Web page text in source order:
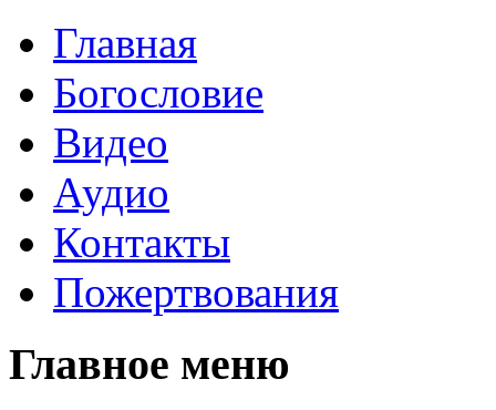
Главная
Богословие
Видео
Аудио
Контакты
Пожертвования
Главное меню